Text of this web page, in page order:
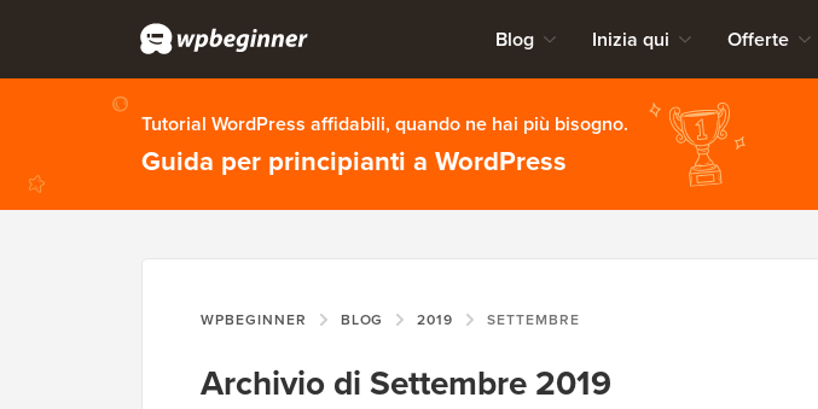
Blog Inizia qui Offerte
Tutorial WordPress affidabili, quando ne hai più bisogno.
Guida per principianti a WordPress
WPBEGINNER BLOG 2019 SETTEMBRE
Archivio di Settembre 2019